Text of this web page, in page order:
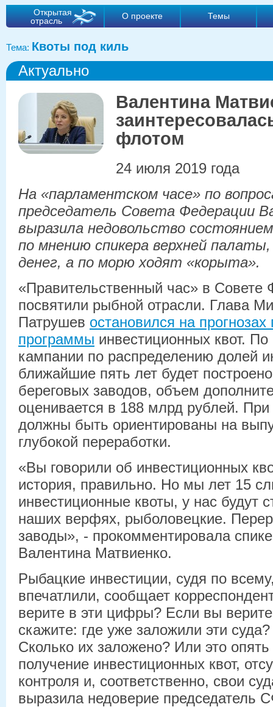
Открытая
отрасль
О проекте Темы
Тема: Квоты под киль
Актуально
Валентина
флотом
24 июля 2019 года
На «парламентском часе» по
председатель Совета Федерации
выразила недовольство
по мнению спикера верхней
денег, а по морю ходят «корыта».
«Правительственный час» в Совете
посвятили рыбной отрасли. Глава
Патрушев остановился на
программы инвестиционных квот. По
кампании по распределению долей
ближайшие пять лет будет
береговых заводов, объем
оценивается в 188 млрд рублей. При
должны быть ориентированы на
глубокой переработки.
«Вы говорили об инвестиционных
история, правильно. Но мы лет 15
инвестиционные квоты, у нас будут
наших верфях, рыболовецкие.
заводы», - прокомментировала
Валентина Матвиенко.
Рыбацкие инвестиции, судя по
впечатлили, сообщает
верите в эти цифры? Если вы
скажите: где уже заложили эти
Сколько их заложено? Или это
получение инвестиционных квот,
контроля и, соответственно, свои
выразила недоверие председатель